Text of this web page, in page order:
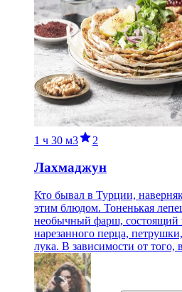
1 ч 30 м3 2
Лахмаджун
Кто бывал в Турции,
этим блюдом. Тоненькая
необычный фарш, состоящий
нарезанного перца,
лука. В зависимости от того,